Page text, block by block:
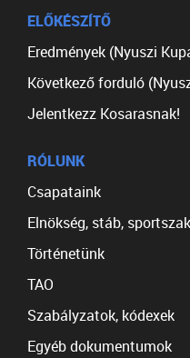
ELŐKÉSZÍTŐ
Eredmények (Nyuszi
Következő forduló
Jelentkezz Kosarasnak!
RÓLUNK
Csapataink
Elnökség, stáb,
Történetünk
TAO
Szabályzatok, kódexek
Egyéb dokumentumok